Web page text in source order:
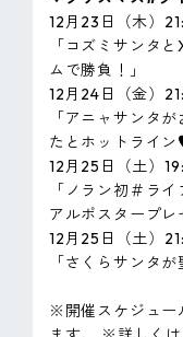
12月23日（木）
「コズミサンタ
ムで勝負！」
12月24日（金）
「アニャサンタ
たとホットライン
12月25日（土）
「ノラン初＃ラ
アルポスタープレ
12月25日（土）
「さくらサンタ
※開催スケジュー